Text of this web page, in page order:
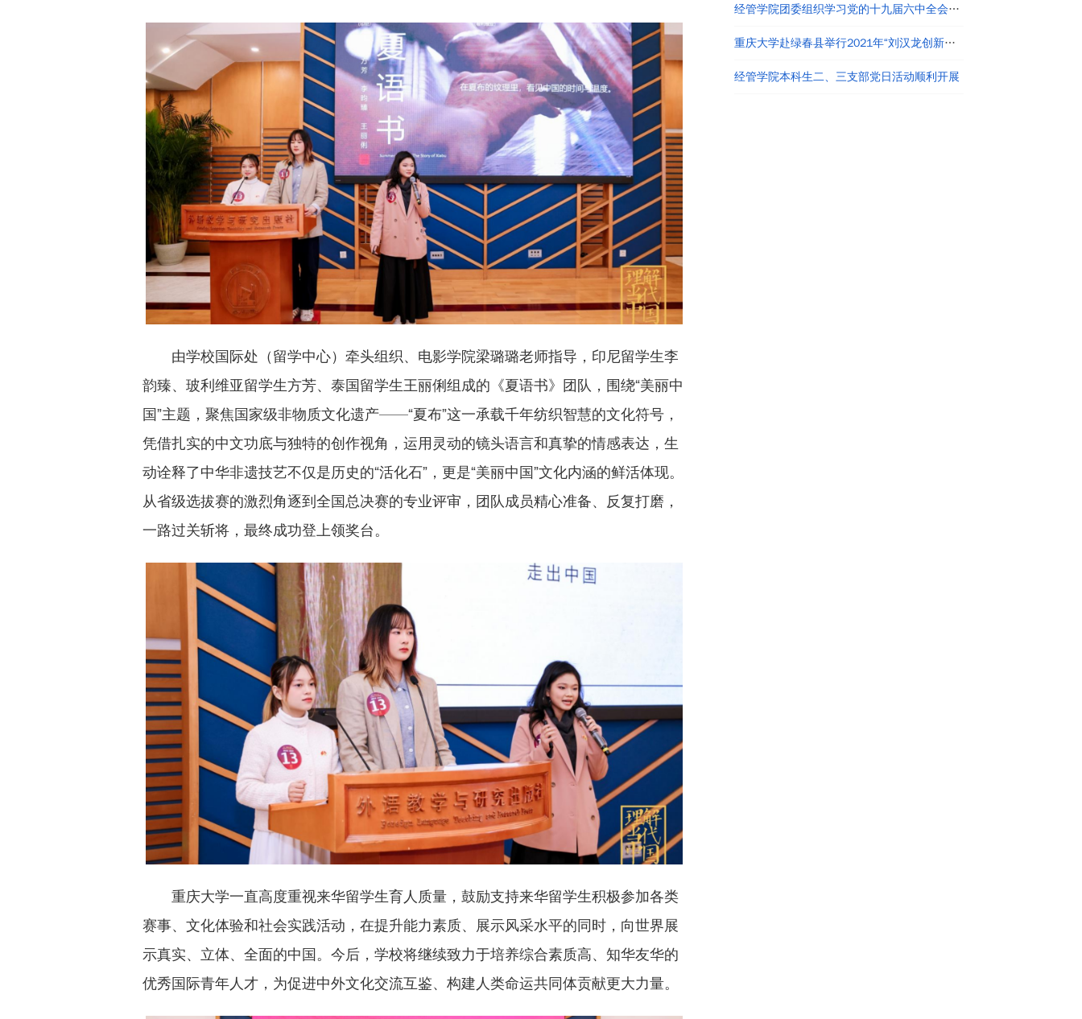
由学校国际处（留学中心）牵头组织、电影学院梁璐璐老师指导，印尼留学生李
韵臻、玻利维亚留学生方芳、泰国留学生王丽俐组成的《夏语书》团队，围绕“美丽中
国”主题，聚焦国家级非物质文化遗产——“夏布”这一承载千年纺织智慧的文化符号，
凭借扎实的中文功底与独特的创作视角，运用灵动的镜头语言和真挚的情感表达，生
动诠释了中华非遗技艺不仅是历史的“活化石”，更是“美丽中国”文化内涵的鲜活体现。
从省级选拔赛的激烈角逐到全国总决赛的专业评审，团队成员精心准备、反复打磨，
一路过关斩将，最终成功登上领奖台。
重庆大学一直高度重视来华留学生育人质量，鼓励支持来华留学生积极参加各类
赛事、文化体验和社会实践活动，在提升能力素质、展示风采水平的同时，向世界展
示真实、立体、全面的中国。今后，学校将继续致力于培养综合素质高、知华友华的
优秀国际青年人才，为促进中外文化交流互鉴、构建人类命运共同体贡献更大力量。
经管学院团委组织学习党的十九届六中全会精神
重庆大学赴绿春县举行2021年“刘汉龙创新团队龙之梦”奖助学金颁发仪式
经管学院本科生二、三支部党日活动顺利开展